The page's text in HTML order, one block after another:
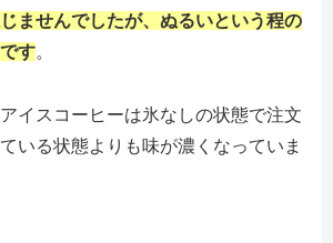
ませんでしたが、ぬるいという程の
す。
イスコーヒーは氷なしの状態で注文
いる状態よりも味が濃くなっていま